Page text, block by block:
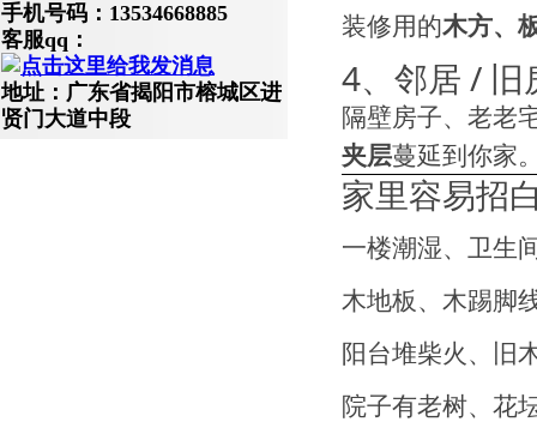
手机号码：13534668885
客服qq：
地址：广东省揭阳市榕城区进
贤门大道中段
装修用的木方、
4、邻居 / 旧
隔壁房子、老老
夹层蔓延到你家
家里容易招
一楼潮湿、卫生
木地板、木踢脚
阳台堆柴火、旧
院子有老树、花